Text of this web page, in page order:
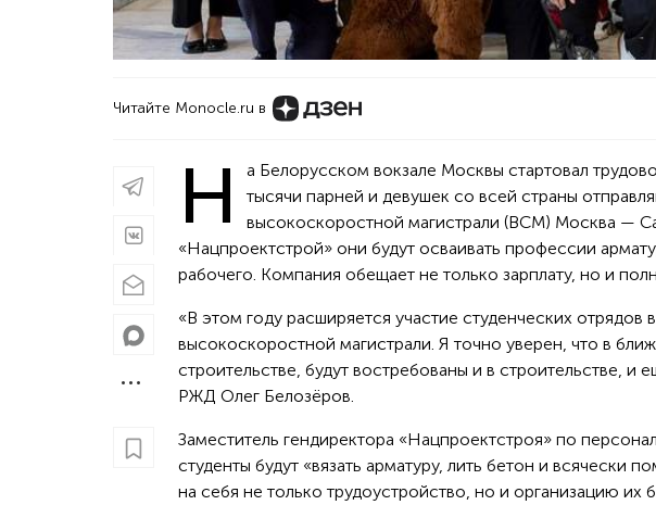
Читайте Monocle.ru в
Н
а Белорусском вокзале Москвы стартовал
тысячи парней и девушек со всей страны
высокоскоростной магистрали (ВСМ) Москва —
«Нацпроектстрой» они будут осваивать профессии
рабочего. Компания обещает не только зарплату, но и
«В этом году расширяется участие студенческих отрядов
высокоскоростной магистрали. Я точно уверен, что в
строительстве, будут востребованы и в строительстве, и
РЖД Олег Белозёров.
Заместитель гендиректора «Нацпроектстроя» по
студенты будут «вязать арматуру, лить бетон и всячески
на себя не только трудоустройство, но и организацию